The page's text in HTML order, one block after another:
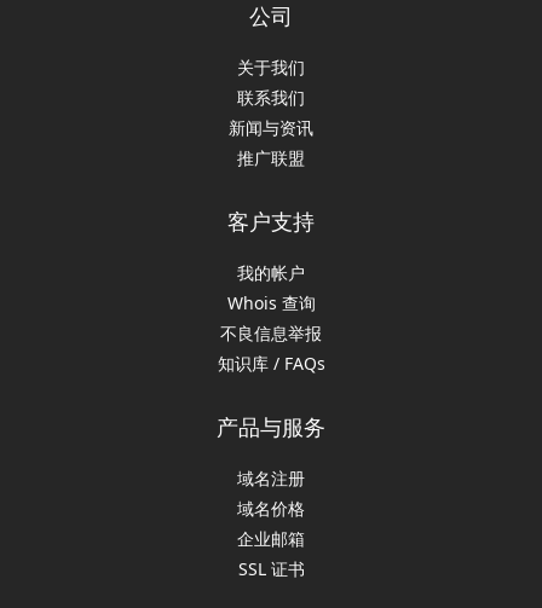
公司
关于我们
联系我们
新闻与资讯
推广联盟
客户支持
我的帐户
Whois 查询
不良信息举报
知识库 / FAQs
产品与服务
域名注册
域名价格
企业邮箱
SSL 证书